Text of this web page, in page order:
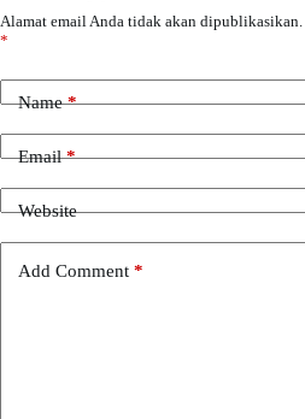
Alamat email Anda tidak akan dipublikasikan.
*
Name*
Email*
Website
Add Comment *